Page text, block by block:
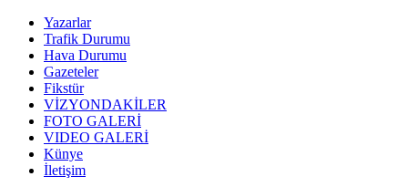
Yazarlar
Trafik Durumu
Hava Durumu
Gazeteler
Fikstür
VİZYONDAKİLER
FOTO GALERİ
VIDEO GALERİ
Künye
İletişim